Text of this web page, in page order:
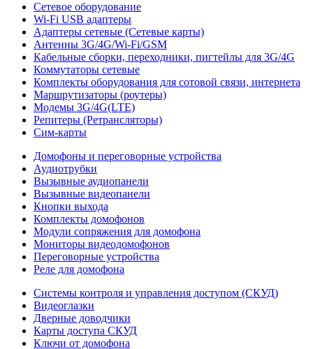
Сетевое оборудование
Wi-Fi USB адаптеры
Адаптеры сетевые (Сетевые карты)
Антенны 3G/4G/Wi-Fi/GSM
Кабельные сборки, переходники, пигтейлы для 3G/4G
Коммутаторы сетевые
Комплекты оборудования для сотовой связи, интернета
Маршрутизаторы (роутеры)
Модемы 3G/4G(LTE)
Репитеры (Ретрансляторы)
Сим-карты
Домофоны и переговорные устройства
Аудиотрубки
Вызывные аудиопанели
Вызывные видеопанели
Кнопки выхода
Комплекты домофонов
Модули сопряжения для домофона
Мониторы видеодомофонов
Переговорные устройства
Реле для домофона
Системы контроля и управления доступом (СКУД)
Видеоглазки
Дверные доводчики
Карты доступа СКУД
Ключи от домофона